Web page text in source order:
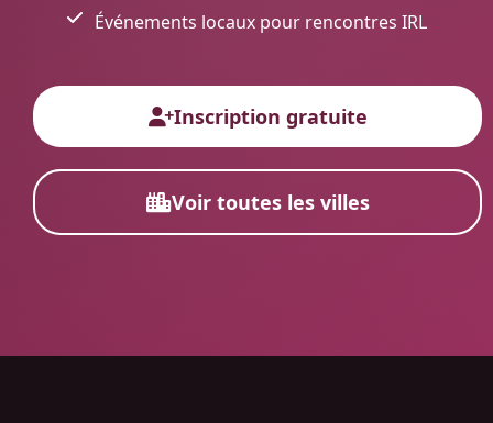
Événements locaux pour rencontres IRL
Inscription gratuite
Voir toutes les villes